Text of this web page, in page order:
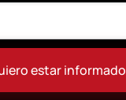
estar informado